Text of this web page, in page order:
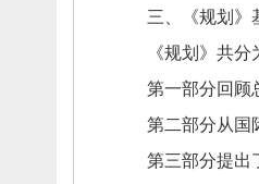
三、
《规划
《规划》共分为
第一部分回顾总
第二部分从国
第三部分提出了